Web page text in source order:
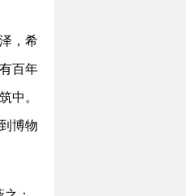
，希
百年
中。
博物